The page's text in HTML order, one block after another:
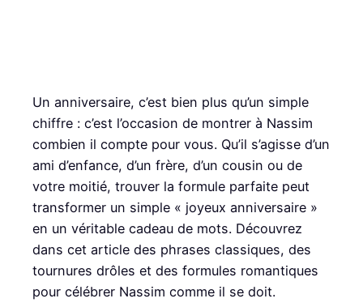
Un anniversaire, c’est bien plus qu’un simple
chiffre : c’est l’occasion de montrer à Nassim
combien il compte pour vous. Qu’il s’agisse d’un
ami d’enfance, d’un frère, d’un cousin ou de
votre moitié, trouver la formule parfaite peut
transformer un simple « joyeux anniversaire »
en un véritable cadeau de mots. Découvrez
dans cet article des phrases classiques, des
tournures drôles et des formules romantiques
pour célébrer Nassim comme il se doit.